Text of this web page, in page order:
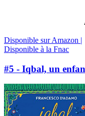
Disponible sur Amazon |
Disponible à la Fnac
#5 - Iqbal, un